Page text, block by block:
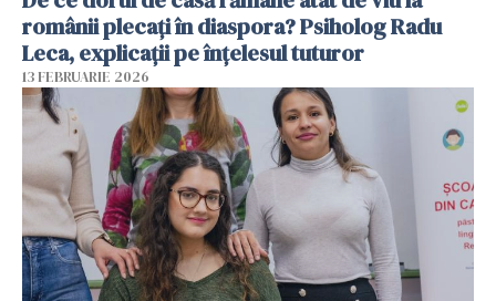
românii plecați în diaspora? Psiholog Radu
Leca, explicații pe înțelesul tuturor
13 FEBRUARIE 2026